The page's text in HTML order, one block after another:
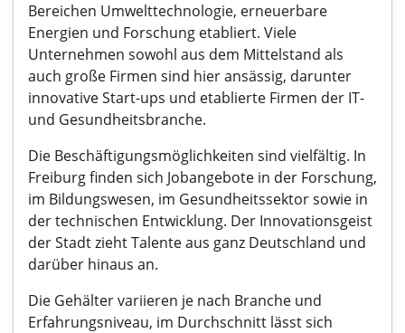
Bereichen Umwelttechnologie, erneuerbare
Energien und Forschung etabliert. Viele
Unternehmen sowohl aus dem Mittelstand als
auch große Firmen sind hier ansässig, darunter
innovative Start-ups und etablierte Firmen der IT-
und Gesundheitsbranche.
Die Beschäftigungsmöglichkeiten sind vielfältig. In
Freiburg finden sich Jobangebote in der Forschung,
im Bildungswesen, im Gesundheitssektor sowie in
der technischen Entwicklung. Der Innovationsgeist
der Stadt zieht Talente aus ganz Deutschland und
darüber hinaus an.
Die Gehälter variieren je nach Branche und
Erfahrungsniveau, im Durchschnitt lässt sich